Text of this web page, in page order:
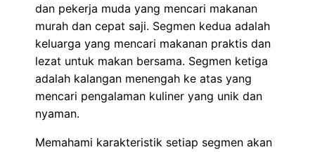
dan pekerja muda yang mencari makanan
murah dan cepat saji. Segmen kedua adalah
keluarga yang mencari makanan praktis dan
lezat untuk makan bersama. Segmen ketiga
adalah kalangan menengah ke atas yang
mencari pengalaman kuliner yang unik dan
nyaman.
Memahami karakteristik setiap segmen akan